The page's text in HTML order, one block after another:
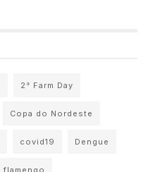
2° Farm Day
Copa do Nordeste
covid19 Dengue
flamengo